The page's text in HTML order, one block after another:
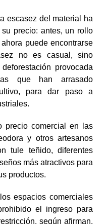
escasez del material ha
precio: antes, un rollo
puede encontrarse
no es casual, sino
provocada
que han arrasado
para dar paso a
precio comercial en las
y otros artesanos
tule teñido, diferentes
más atractivos para
productos.
espacios comerciales
el ingreso para
según afirman,